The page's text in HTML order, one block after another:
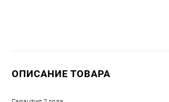
ОПИСАНИЕ ТОВАРА